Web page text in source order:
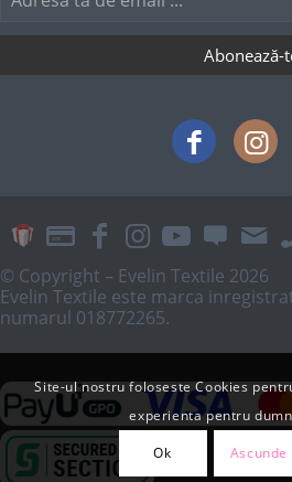
© Copyright – Evelin Textile 2026
Evelin Textile este marca
numarul 018772265.
Site-ul nostru foloseste Cookies
experienta pentru
Ok